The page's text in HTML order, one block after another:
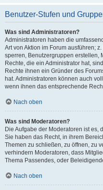
Benutzer-Stufen und
Was sind Administratoren?
Administratoren haben die
Art von Aktion im Forum ausführen;
sperren, Benutzergruppen erstellen,
Rechte, die ein Administrator hat,
Rechte ihnen ein Gründer des
hat. Administratoren können auch
wenn ihnen das entsprechende
Nach oben
Was sind Moderatoren?
Die Aufgabe der Moderatoren ist es,
Sie haben das Recht, in ihrem
Themen zu schließen, zu öffnen, zu
verhindern Moderatoren, dass
Thema Passendes, oder
Nach oben